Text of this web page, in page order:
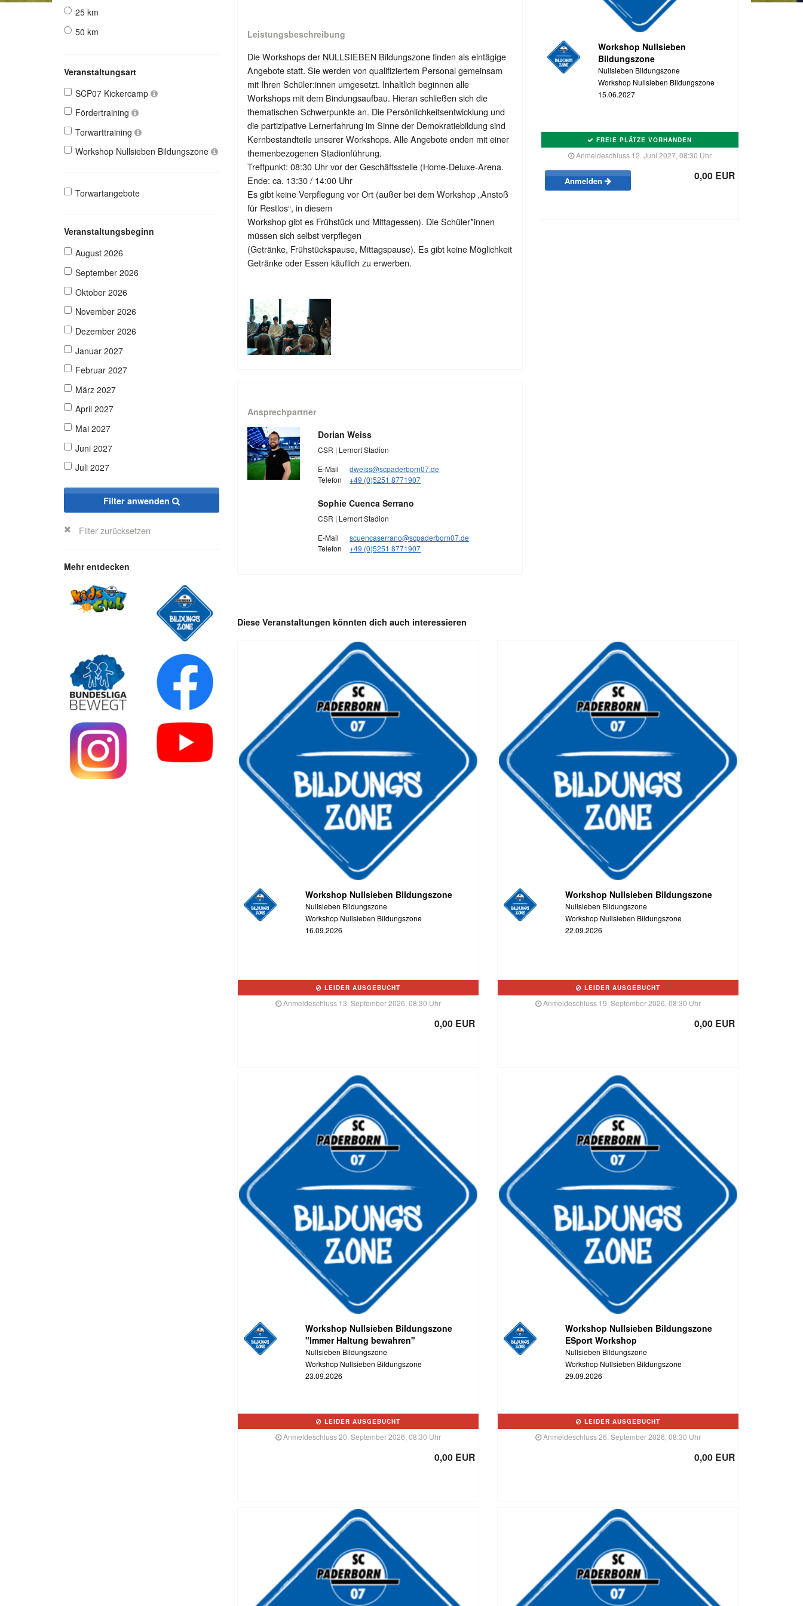
25 km
50 km
Veranstaltungsart
SCP07 Kickercamp
Fördertraining
Torwarttraining
Workshop Nullsieben Bildungszone
Torwartangebote
Veranstaltungsbeginn
August 2026
September 2026
Oktober 2026
November 2026
Dezember 2026
Januar 2027
Februar 2027
März 2027
April 2027
Mai 2027
Juni 2027
Juli 2027
Filter anwenden
Filter zurücksetzen
Mehr entdecken
Leistungsbeschreibung
Die Workshops der NULLSIEBEN Bildungszone finden als eintägige
Angebote statt. Sie werden von qualifiziertem Personal gemeinsam
mit Ihren Schüler:innen umgesetzt. Inhaltlich beginnen alle
Workshops mit dem Bindungsaufbau. Hieran schließen sich die
thematischen Schwerpunkte an. Die Persönlichkeitsentwicklung und
die partizipative Lernerfahrung im Sinne der Demokratiebildung sind
Kernbestandteile unserer Workshops. Alle Angebote enden mit einer
themenbezogenen Stadionführung.
Treffpunkt: 08:30 Uhr vor der Geschäftsstelle (Home-Deluxe-Arena.
Ende: ca. 13:30 / 14:00 Uhr
Es gibt keine Verpflegung vor Ort (außer bei dem Workshop „Anstoß
für Restlos“, in diesem
Workshop gibt es Frühstück und Mittagessen). Die Schüler*innen
müssen sich selbst verpflegen
(Getränke, Frühstückspause, Mittagspause). Es gibt keine Möglichkeit
Getränke oder Essen käuflich zu erwerben.
Ansprechpartner
Dorian Weiss
CSR | Lernort Stadion
E-Mail
dweiss@scpaderborn07.de
Telefon
+49 (0)5251 8771907
Sophie Cuenca Serrano
CSR | Lernort Stadion
E-Mail
scuencaserrano@scpaderborn07.de
Telefon
+49 (0)5251 8771907
Workshop Nullsieben
Bildungszone
Nullsieben Bildungszone
Workshop Nullsieben Bildungszone
15.06.2027
FREIE PLÄTZE VORHANDEN
Anmeldeschluss 12. Juni 2027, 08:30 Uhr
Anmelden 0,00 EUR
Diese Veranstaltungen könnten dich auch interessieren
Workshop Nullsieben Bildungszone
Nullsieben Bildungszone
Workshop Nullsieben Bildungszone
16.09.2026
LEIDER AUSGEBUCHT
Anmeldeschluss 13. September 2026, 08:30 Uhr
0,00 EUR
Workshop Nullsieben Bildungszone
Nullsieben Bildungszone
Workshop Nullsieben Bildungszone
22.09.2026
LEIDER AUSGEBUCHT
Anmeldeschluss 19. September 2026, 08:30 Uhr
0,00 EUR
Workshop Nullsieben Bildungszone
"Immer Haltung bewahren"
Nullsieben Bildungszone
Workshop Nullsieben Bildungszone
23.09.2026
LEIDER AUSGEBUCHT
Anmeldeschluss 20. September 2026, 08:30 Uhr
0,00 EUR
Workshop Nullsieben Bildungszone
ESport Workshop
Nullsieben Bildungszone
Workshop Nullsieben Bildungszone
29.09.2026
LEIDER AUSGEBUCHT
Anmeldeschluss 26. September 2026, 08:30 Uhr
0,00 EUR